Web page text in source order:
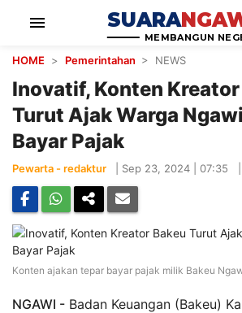
menu SUARA
MEMBANGUN
HOME > Pemerintahan > NEWS
Inovatif, Konten Kreator
Turut Ajak Warga
Bayar Pajak
Pewarta - redaktur Sep 23, 2024 | 07:35
Konten ajakan tepar bayar pajak milik Bakeu
NGAWI - Badan Keuangan (Bakeu)